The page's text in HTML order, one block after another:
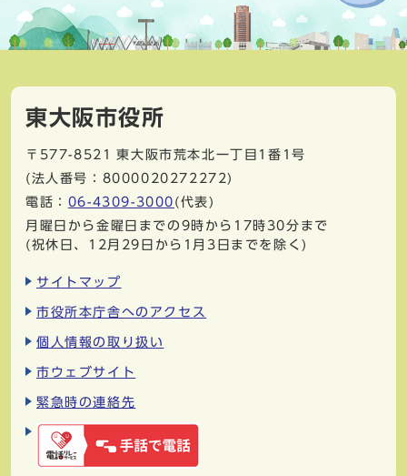
東大阪市役所
〒577-8521
東大阪市荒本北一丁目1番1号
(法人番号：8000020272272)
電話： 06-4309-3000 (代表)
月曜日から金曜日までの9時から17時30分まで
(祝休日、12月29日から1月3日までを除く)
サイトマップ
市役所本庁舎へのアクセス
個人情報の取り扱い
市ウェブサイト
緊急時の連絡先